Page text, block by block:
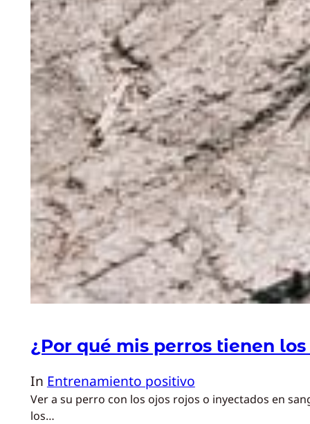
¿Por qué mis perros tienen los
In Entrenamiento positivo
Ver a su perro con los ojos rojos o inyectados en
los…